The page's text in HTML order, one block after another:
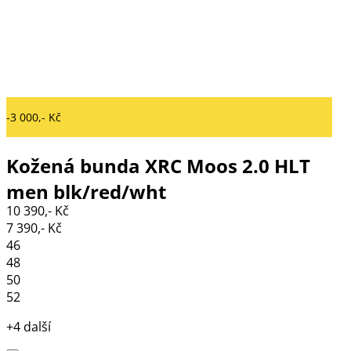
-3 000,- Kč
Kožená bunda XRC Moos 2.0 HLT
men blk/red/wht
10 390,- Kč
7 390,- Kč
46
48
50
52
+4 další